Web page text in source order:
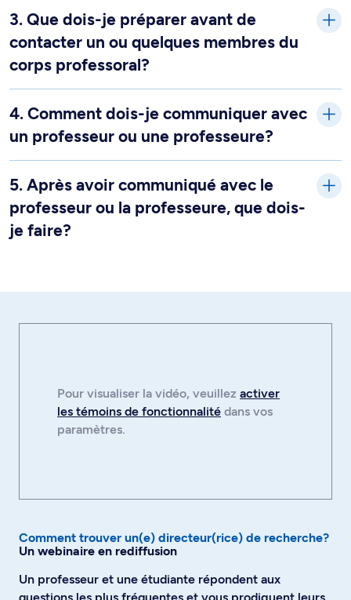
3. Que dois-je préparer avant de
contacter un ou quelques membres du
corps professoral?
4. Comment dois-je communiquer avec
un professeur ou une professeure?
5. Après avoir communiqué avec le
professeur ou la professeure, que dois-
je faire?
Comment trouver un(e) directeur(rice) de recherche?
Un webinaire en rediffusion
Un professeur et une étudiante répondent aux
Pour visualiser la vidéo, veuillez activer
les témoins de fonctionnalité dans vos
paramètres.